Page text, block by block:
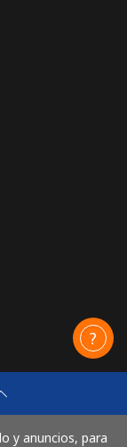
y anuncios, para